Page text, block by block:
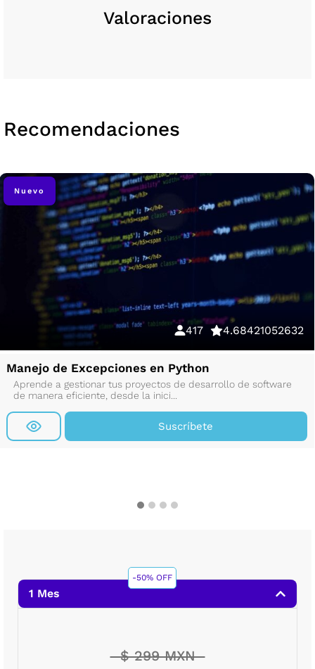
Valoraciones
Recomendaciones
Nuevo
417 4.68421052632
Manejo de Excepciones en Python
Aprende a gestionar tus proyectos de desarrollo de software
de manera eficiente, desde la inici...
Suscríbete
-50% OFF
1 Mes
$ 299 MXN